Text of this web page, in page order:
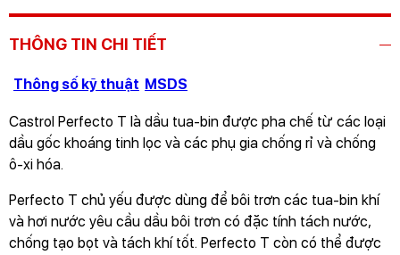
THÔNG TIN CHI TIẾT
Thông số kỹ thuật MSDS
Castrol Perfecto T là dầu tua-bin được pha chế từ các loại
dầu gốc khoáng tinh lọc và các phụ gia chống rỉ và chống
ô-xi hóa.
Perfecto T chủ yếu được dùng để bôi trơn các tua-bin khí
và hơi nước yêu cầu dầu bôi trơn có đặc tính tách nước,
chống tạo bọt và tách khí tốt. Perfecto T còn có thể được